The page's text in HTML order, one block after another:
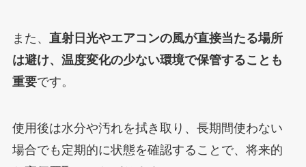
また、 直射日光やエアコンの風が直接当たる場所
は避け、温度変化の少ない環境で保管することも
重要です。
使用後は水分や汚れを拭き取り、長期間使わない
場合でも定期的に状態を確認することで、将来的